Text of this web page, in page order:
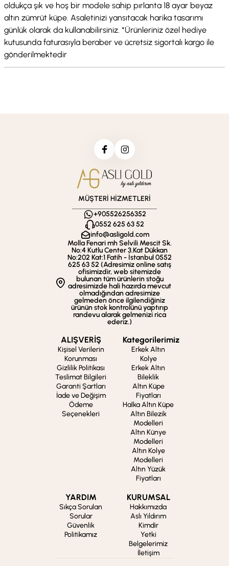
oldukça şık ve hoş bir modele sahip pırlanta 18 ayar beyaz
altın zümrüt küpe. Asaletinizi yansıtacak harika tasarımı
günlük olarak da kullanabilirsiniz. *Ürünleriniz özel hediye
kutusunda faturasıyla beraber ve ücretsiz sigortalı kargo ile
gönderilmektedir
MÜŞTERİ HİZMETLERİ
+905526256352
0552 625 63 52
info@asligold.com
Molla Fenari mh Selvili Mescit Sk.
No:4 Kutlu Center 3.Kat Dükkan
No:202 Kat:1 Fatih - İstanbul 0552
625 63 52 (Adresimiz online satış
ofisimizdir, web sitemizde
bulunan tüm ürünlerin stoğu
adresimizde hali hazırda mevcut
olmadığından adresimize
gelmeden önce ilgilendiğiniz
ürünün stok kontrolünü yaptırıp
randevu alarak gelmenizi rica
ederiz.)
ALIŞVERİŞ
Kişisel Verilerin
Korunması
Gizlilik Politikası
Teslimat Bilgileri
Garanti Şartları
İade ve Değişim
Ödeme
Seçenekleri
Kategorilerimiz
Erkek Altın
Kolye
Erkek Altın
Bileklik
Altın Küpe
Fiyatları
Halka Altın Küpe
Altın Bilezik
Modelleri
Altın Künye
Modelleri
Altın Kolye
Modelleri
Altın Yüzük
Fiyatları
YARDIM
Sıkça Sorulan
Sorular
Güvenlik
Politikamız
KURUMSAL
Hakkımızda
Aslı Yıldırım
Kimdir
Yetki
Belgelerimiz
İletişim